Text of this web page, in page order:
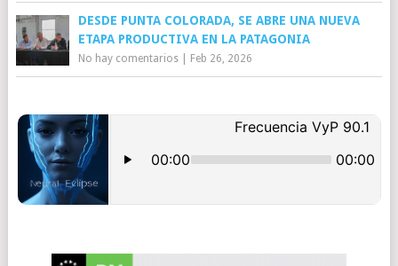
DESDE PUNTA COLORADA, SE ABRE UNA NUEVA
ETAPA PRODUCTIVA EN LA PATAGONIA
No hay comentarios| Feb 26, 2026